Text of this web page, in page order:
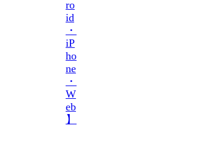
ro
id
・
iP
ho
ne
・
W
eb
】